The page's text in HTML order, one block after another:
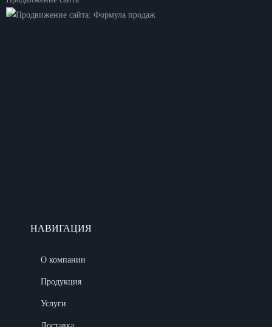
НАВИГАЦИЯ
О компании
Продукция
Услуги